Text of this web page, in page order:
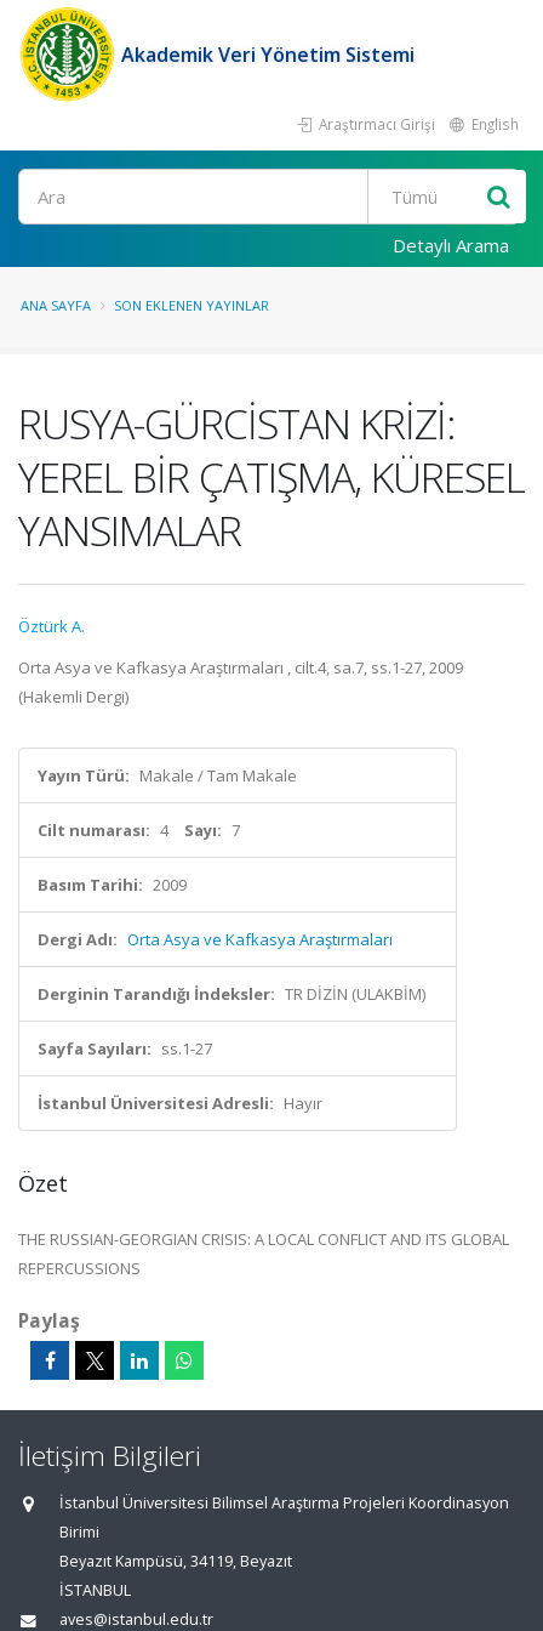
Akademik Veri Yönetim Sistemi
Araştırmacı Girişi English
Ara
Detaylı Arama
ANA SAYFA SON EKLENEN YAYINLAR
RUSYA-GÜRCİSTAN KRİZİ:
YEREL BİR ÇATIŞMA, KÜRESEL
YANSIMALAR
Öztürk A.
Orta Asya ve Kafkasya Araştırmaları , cilt.4, sa.7, ss.1-27, 2009
(Hakemli Dergi)
Yayın Türü: Makale / Tam Makale
Cilt numarası: 4 Sayı: 7
Basım Tarihi: 2009
Dergi Adı: Orta Asya ve Kafkasya Araştırmaları
Derginin Tarandığı İndeksler: TR DİZİN (ULAKBİM)
Sayfa Sayıları: ss.1-27
İstanbul Üniversitesi Adresli: Hayır
Özet
THE RUSSIAN-GEORGIAN CRISIS: A LOCAL CONFLICT AND ITS GLOBAL
REPERCUSSIONS
Paylaş
İletişim Bilgileri
İstanbul Üniversitesi Bilimsel Araştırma Projeleri Koordinasyon
Birimi
Beyazıt Kampüsü, 34119, Beyazıt
İSTANBUL
aves@istanbul.edu.tr